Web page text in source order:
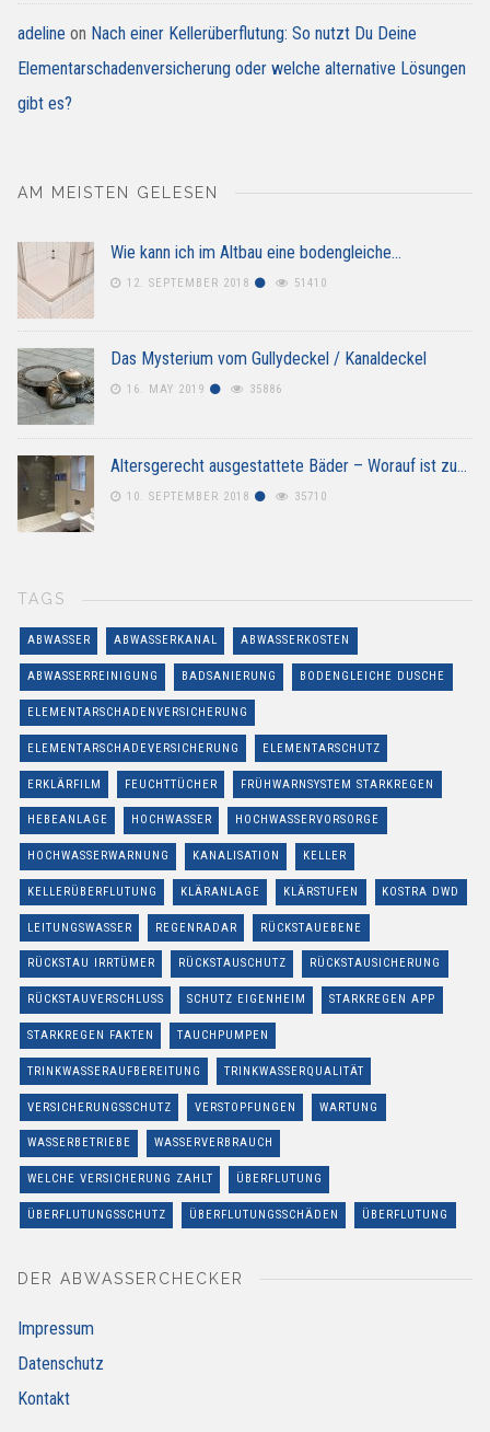
adeline on Nach einer Kellerüberflutung: So nutzt Du Deine
Elementarschadenversicherung oder welche alternative Lösungen
gibt es?
AM MEISTEN GELESEN
Wie kann ich im Altbau eine bodengleiche…
12. SEPTEMBER 2018 51410
Das Mysterium vom Gullydeckel / Kanaldeckel
16. MAY 2019 35886
Altersgerecht ausgestattete Bäder – Worauf ist zu…
10. SEPTEMBER 2018 35710
TAGS
ABWASSER ABWASSERKANAL ABWASSERKOSTEN
ABWASSERREINIGUNG BADSANIERUNG BODENGLEICHE DUSCHE
ELEMENTARSCHADENVERSICHERUNG
ELEMENTARSCHADEVERSICHERUNG ELEMENTARSCHUTZ
ERKLÄRFILM FEUCHTTÜCHER FRÜHWARNSYSTEM STARKREGEN
HEBEANLAGE HOCHWASSER HOCHWASSERVORSORGE
HOCHWASSERWARNUNG KANALISATION KELLER
KELLERÜBERFLUTUNG KLÄRANLAGE KLÄRSTUFEN KOSTRA DWD
LEITUNGSWASSER REGENRADAR RÜCKSTAUEBENE
RÜCKSTAU IRRTÜMER RÜCKSTAUSCHUTZ RÜCKSTAUSICHERUNG
RÜCKSTAUVERSCHLUSS SCHUTZ EIGENHEIM STARKREGEN APP
STARKREGEN FAKTEN TAUCHPUMPEN
TRINKWASSERAUFBEREITUNG TRINKWASSERQUALITÄT
VERSICHERUNGSSCHUTZ VERSTOPFUNGEN WARTUNG
WASSERBETRIEBE WASSERVERBRAUCH
WELCHE VERSICHERUNG ZAHLT ÜBERFLUTUNG
ÜBERFLUTUNGSSCHUTZ ÜBERFLUTUNGSSCHÄDEN ÜBERFLUTUNG
DER ABWASSERCHECKER
Impressum
Datenschutz
Kontakt